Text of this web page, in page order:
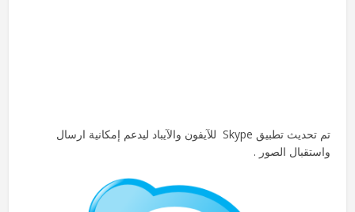
تم تحديث تطبيق Skype للآيفون والآيباد ليدعم إمكانية ارسال
واستقبال الصور .